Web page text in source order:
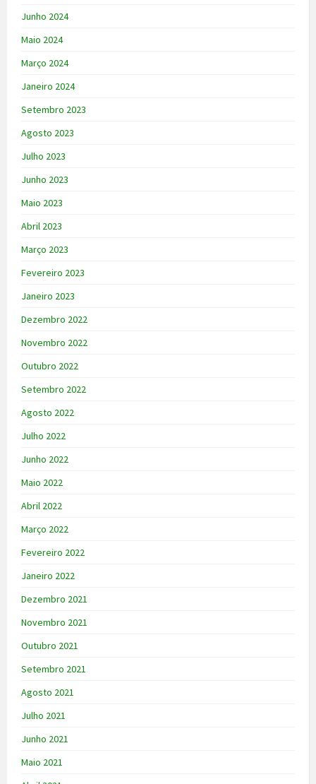
Junho 2024
Maio 2024
Março 2024
Janeiro 2024
Setembro 2023
Agosto 2023
Julho 2023
Junho 2023
Maio 2023
Abril 2023
Março 2023
Fevereiro 2023
Janeiro 2023
Dezembro 2022
Novembro 2022
Outubro 2022
Setembro 2022
Agosto 2022
Julho 2022
Junho 2022
Maio 2022
Abril 2022
Março 2022
Fevereiro 2022
Janeiro 2022
Dezembro 2021
Novembro 2021
Outubro 2021
Setembro 2021
Agosto 2021
Julho 2021
Junho 2021
Maio 2021